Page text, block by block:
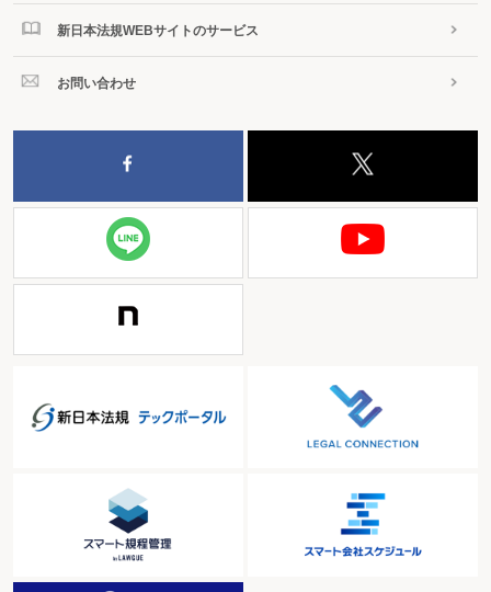
新日本法規WEBサイトのサービス
お問い合わせ